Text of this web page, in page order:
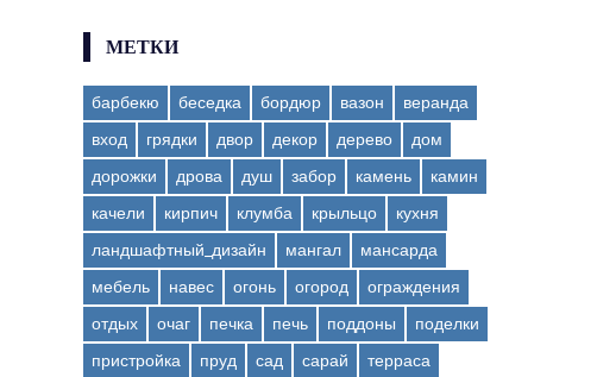
МЕТКИ
барбекю беседка бордюр вазон
веранда
вход
грядки двор декор дерево
дом
дорожки
дрова душ забор камень
камин
качели
кирпич клумба крыльцо
кухня
ландшафтный_дизайн
мангал
мансарда
мебель
навес огонь огород
ограждения
отдых
очаг печка печь поддоны
поделки
пристройка
пруд сад сарай
терраса